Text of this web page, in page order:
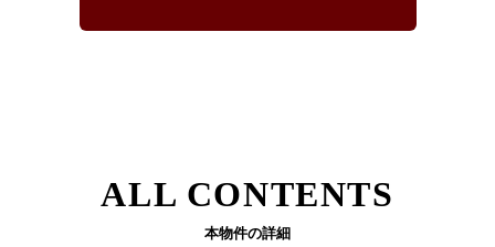
ALL CONTENTS
本物件の詳細